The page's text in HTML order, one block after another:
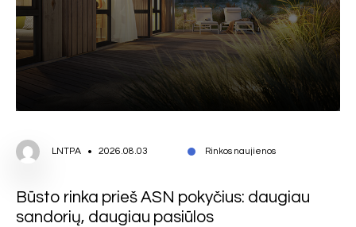
LNTPA 2026.08.03 Rinkos naujienos
Būsto rinka prieš ASN pokyčius: daugiau
sandorių, daugiau pasiūlos